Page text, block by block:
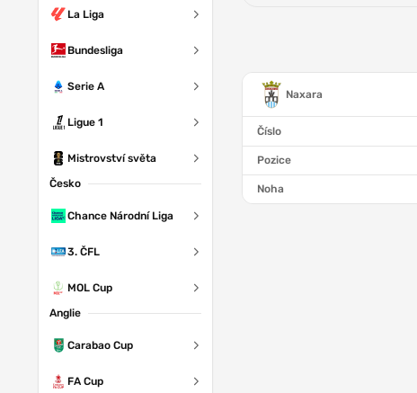
La Liga
Bundesliga
Serie A
Ligue 1
Mistrovství světa
Česko
Chance Národní Liga
3. ČFL
MOL Cup
Anglie
Carabao Cup
FA Cup
Naxara
Číslo
Pozice
Noha